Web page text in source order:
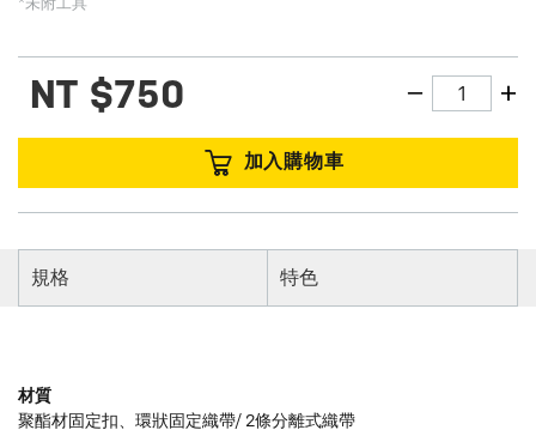
NT $750
加入購物車
規格 特色
材質
聚酯材固定扣、環狀固定織帶/ 2條分離式織帶